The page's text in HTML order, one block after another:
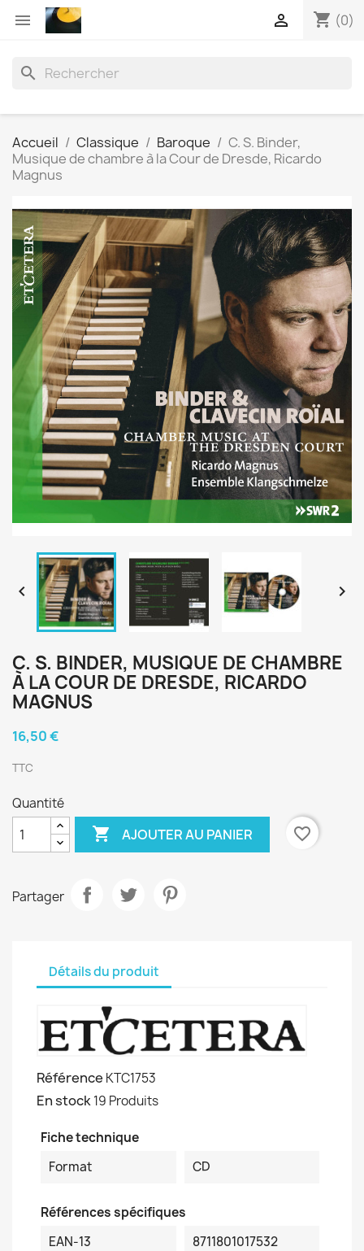
 shopping_cart (0)

search
Accueil Classique Baroque
C. S. Binder,
Musique de chambre à la Cour de Dresde, Ricardo
Magnus
 
C. S. BINDER, MUSIQUE DE CHAMBRE
À LA COUR DE DRESDE, RICARDO
MAGNUS
16,50 €
TTC
Quantité
 AJOUTER AU PANIER favorite_border
Partager
Détails du produit
Référence KTC1753
En stock19 Produits
Fiche technique
Format
CD
Références spécifiques
EAN-13
8711801017532